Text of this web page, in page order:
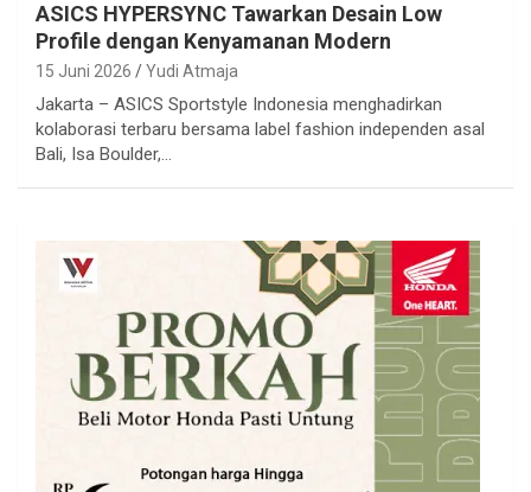
ASICS HYPERSYNC Tawarkan Desain Low
Profile dengan Kenyamanan Modern
15 Juni 2026 Yudi Atmaja
Jakarta – ASICS Sportstyle Indonesia menghadirkan
kolaborasi terbaru bersama label fashion independen asal
Bali, Isa Boulder,…